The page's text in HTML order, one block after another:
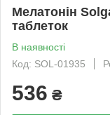
Мелатонін
таблеток
В наявності
Код: SOL-01935
536 ₴